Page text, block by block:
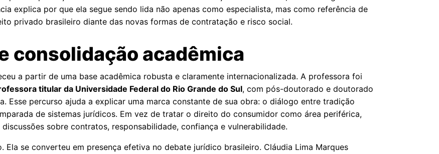
explica por que ela segue sendo lida não apenas como especialista, mas como referência de
privado brasileiro diante das novas formas de contratação e risco social.
consolidação acadêmica
a partir de uma base acadêmica robusta e claramente internacionalizada. A professora foi
titular da Universidade Federal do Rio Grande do Sul, com pós-doutorado e doutorado
Esse percurso ajuda a explicar uma marca constante de sua obra: o diálogo entre tradição
de sistemas jurídicos. Em vez de tratar o direito do consumidor como área periférica,
sobre contratos, responsabilidade, confiança e vulnerabilidade.
se converteu em presença efetiva no debate jurídico brasileiro. Cláudia Lima Marques